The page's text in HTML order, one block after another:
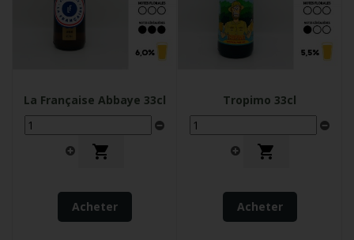
La Française Abbaye 33cl

Acheter
Tropimo 33cl

Acheter